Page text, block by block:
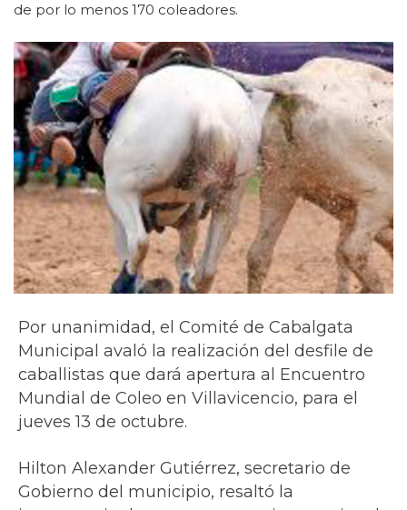
de por lo menos 170 coleadores.
Por unanimidad, el Comité de Cabalgata
Municipal avaló la realización del desfile de
caballistas que dará apertura al Encuentro
Mundial de Coleo en Villavicencio, para el
jueves 13 de octubre.
Hilton Alexander Gutiérrez, secretario de
Gobierno del municipio, resaltó la